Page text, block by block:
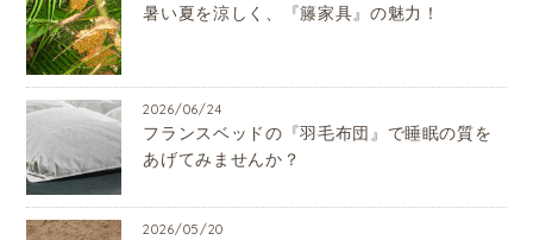
暑い夏を涼しく、『籐家具』の魅力！
2026/06/24
フランスベッドの『羽毛布団』で睡眠の質を
あげてみませんか？
2026/05/20